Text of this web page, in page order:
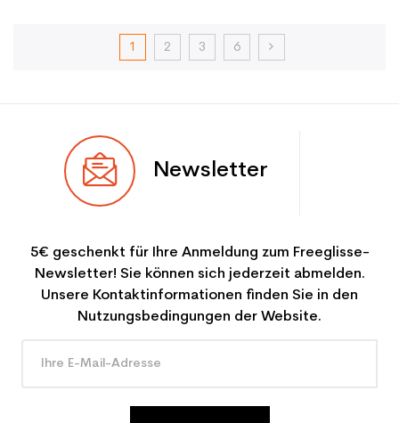
1 2 3 6
Newsletter
5€ geschenkt für Ihre Anmeldung zum Freeglisse-
Newsletter! Sie können sich jederzeit abmelden.
Unsere Kontaktinformationen finden Sie in den
Nutzungsbedingungen der Website.